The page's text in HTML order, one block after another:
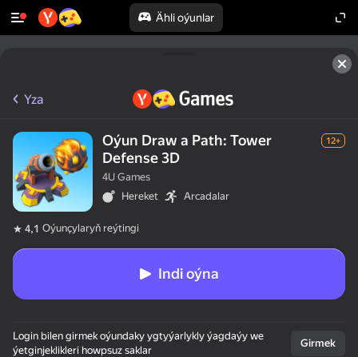
Ähli oýunlar
50+ ýokary oýunlar,
olar oýnaýarlar,
Yza
Oýun Draw a Path: Tower
Defense 3D
12+
4U Games
Hereket
Arcadalar
4,1 Oýunçylaryň reýtingi
Indi oýna
Login bilen girmek oýundaky ygtyýarlykly ýagdaýy we
ýetginjeklikleri howpsuz saklar
Girmek